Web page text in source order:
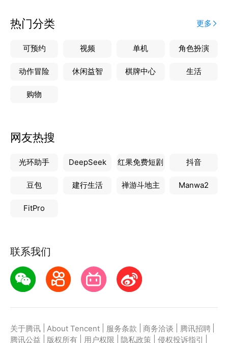
热门分类 更多
可预约 视频 单机 角色扮演
动作冒险 休闲益智 棋牌中心 生活
购物
网友热搜
光环助手 DeepSeek 红果免费短剧 抖音
豆包 建行生活 禅游斗地主 Manwa2
FitPro
联系我们
关于腾讯 About Tencent 服务条款 商务洽谈 腾讯招聘
腾讯公益
版权所有 用户权限 隐私政策 侵权投诉指引